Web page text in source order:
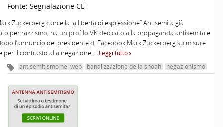
Fonte: Segnalazione CE
Zuckerberg cancella la libertà di espressione” Antisemita già
per razzismo, ha un profilo VK dedicato alla propaganda antisemita e
l’annuncio del presidente di Facebook Mark Zuckerberg su misure
per il contrasto alla negazione … Leggi tutto
antisemitismo nel web banalizzazione della shoah negazionismo